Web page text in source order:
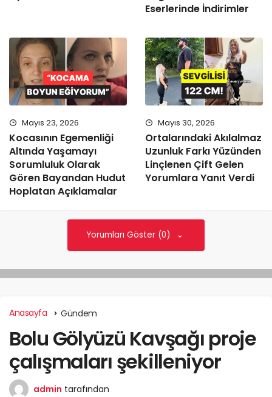
Eserlerinde İndirimler
Mayıs 23, 2026
Kocasının Egemenliği
Altında Yaşamayı
Sorumluluk Olarak
Gören Bayandan Hudut
Hoplatan Açıklamalar
Mayıs 30, 2026
Ortalarındaki Akılalmaz
Uzunluk Farkı Yüzünden
Linçlenen Çift Gelen
Yorumlara Yanıt Verdi
Yorumları Göster (0)
Anasayfa Gündem
Bolu Gölyüzü Kavşağı proje
çalışmaları şekilleniyor
admin tarafından